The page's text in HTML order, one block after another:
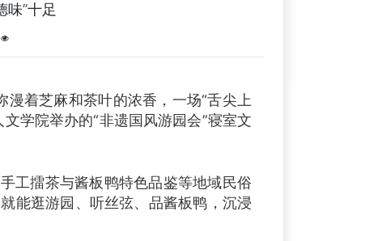
味”十足
漫着芝麻和茶叶的浓香，一场“舌尖上
学院举办的“非遗国风游园会”寝室文
工擂茶与酱板鸭特色品鉴等地域民俗
能逛游园、听丝弦、品酱板鸭，沉浸